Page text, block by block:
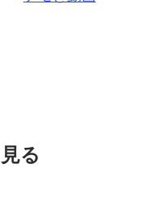
見る